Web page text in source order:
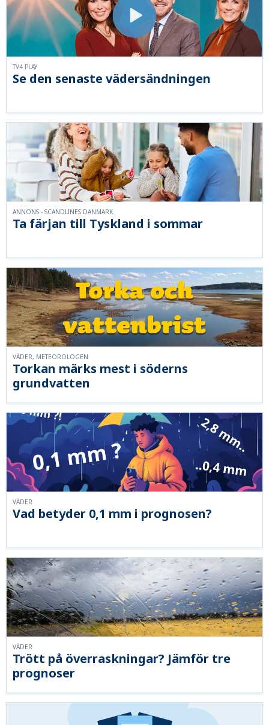
Se den senaste vädersändningen
TV4 PLAY
Ta färjan till Tyskland i sommar
ANNONS - SCANDLINES DANMARK
Torkan märks mest i söderns
grundvatten
VÄDER, METEOROLOGEN
Vad betyder 0,1 mm i prognosen?
VÄDER
Trött på överraskningar? Jämför tre
prognoser
VÄDER